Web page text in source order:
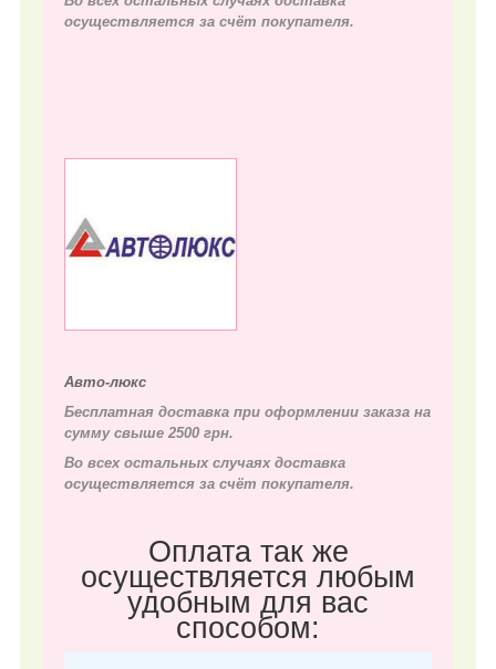
осуществляется за счёт покупателя.
Авто-люкс
Бесплатная доставка при оформлении заказа на
сумму свыше 2500 грн.
Во всех остальных случаях доставка
осуществляется за счёт покупателя.
Оплата так же
осуществляется любым
удобным для вас
способом: